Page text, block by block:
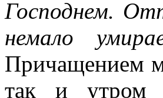
Господнем.
немало
Причащением
так и утром